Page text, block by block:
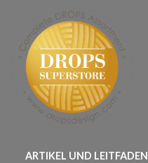
ARTIKEL UND LEITFADEN